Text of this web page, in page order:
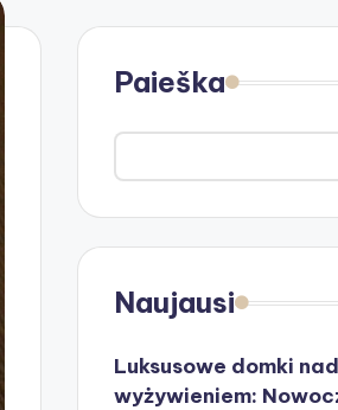
Paieška
Naujausi
Luksusowe domki
wyżywieniem: